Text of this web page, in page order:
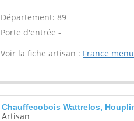
Département: 89
Porte d'entrée -
Voir la fiche artisan : France
Chauffecobois Wattrelos,
Artisan